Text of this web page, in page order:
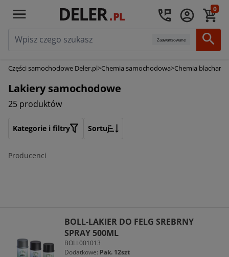
0
Zaawansowane
Części samochodowe Deler.pl>Chemia samochodowa>Chemia
Lakiery samochodowe
25 produktów
Kategorie i filtry Sortuj
Producenci
BOLL-LAKIER DO FELG SREBRNY
SPRAY 500ML
BOLL001013
Dodatkowe: Pak. 12szt